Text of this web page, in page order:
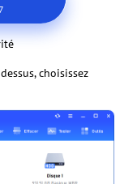
choisissez